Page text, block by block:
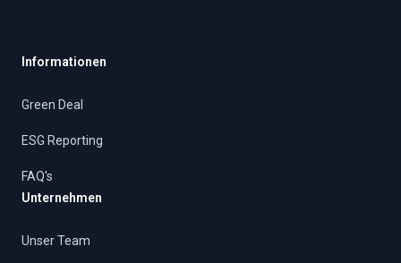
Informationen
Green Deal
ESG Reporting
FAQ's
Unternehmen
Unser Team